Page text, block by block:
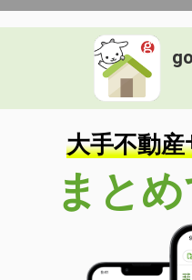
千葉県佐倉市臼井
価 格
住 所
千
専有面積
間取り
1K
千葉県市川市新田４丁目
価 格
千
間取り
1K
大手不動
まとめ